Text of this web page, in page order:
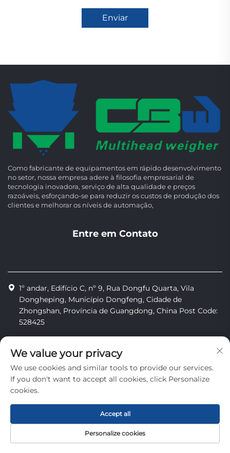
Enviar
Como fabricante de equipamentos em rápido desenvolvimento
no setor, nossa empresa adere à filosofia empresarial de
tecnologia inovadora, serviço de alta qualidade e preços
razoáveis, esforçando-se para reduzir os custos de produção dos
clientes e melhorar os níveis de automação,
Entre em Contato
1º andar, Edifício C, nº 9, Rua Dongfu Quarta, Vila
Dongheping, Município Dongfeng, Cidade de
Zhongshan, Província de Guangdong, China Post Code:
528425
[email protected]
Política de Privacidade
We value your privacy
We use cookies and similar tools to provide our services.
If you don't want to accept all cookies, click Personalize
cookies.
Personalize cookies
Accept all